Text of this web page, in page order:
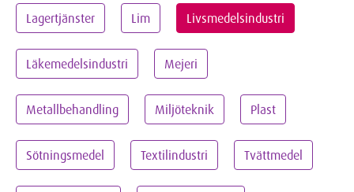
Lagertjänster Lim Livsmedelsindustri
Läkemedelsindustri Mejeri
Metallbehandling Miljöteknik Plast
Sötningsmedel Textilindustri Tvättmedel